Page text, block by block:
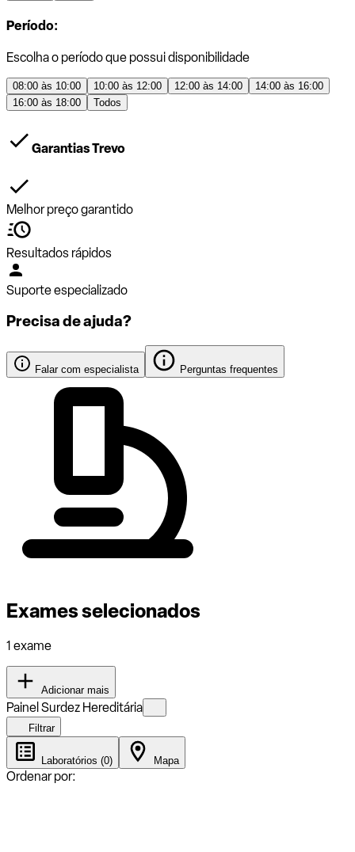
Período:
Escolha o período que possui disponibilidade
08:00 às 10:00 10:00 às 12:00 12:00 às 14:00
14:00 às 16:00
16:00 às 18:00
Todos
Garantias Trevo
Melhor preço garantido
Resultados rápidos
Suporte especializado
Precisa de ajuda?
Falar com especialista Perguntas frequentes
Exames selecionados
1 exame
Adicionar mais
Painel Surdez Hereditária
Filtrar
Laboratórios (0) Mapa
Ordenar por: